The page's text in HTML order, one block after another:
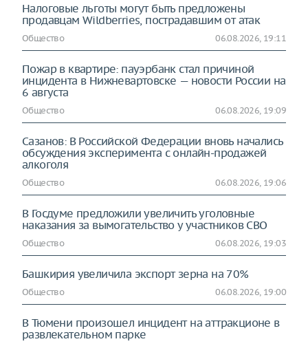
Налоговые льготы могут быть предложены
продавцам Wildberries, пострадавшим от атак
Общество 06.08.2026, 19:11
Пожар в квартире: пауэрбанк стал причиной
инцидента в Нижневартовске — новости России на
6 августа
Общество 06.08.2026, 19:09
Сазанов: В Российской Федерации вновь начались
обсуждения эксперимента с онлайн-продажей
алкоголя
Общество 06.08.2026, 19:06
В Госдуме предложили увеличить уголовные
наказания за вымогательство у участников СВО
Общество 06.08.2026, 19:03
Башкирия увеличила экспорт зерна на 70%
Общество 06.08.2026, 19:00
В Тюмени произошел инцидент на аттракционе в
развлекательном парке